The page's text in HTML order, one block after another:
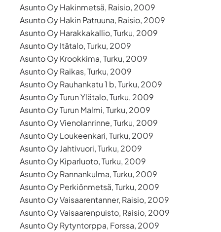
Asunto Oy Hakinmetsä, Raisio, 2009
Asunto Oy Hakin Patruuna, Raisio, 2009
Asunto Oy Harakkakallio, Turku, 2009
Asunto Oy Itätalo, Turku, 2009
Asunto Oy Krookkima, Turku, 2009
Asunto Oy Raikas, Turku, 2009
Asunto Oy Rauhankatu 1 b, Turku, 2009
Asunto Oy Turun Ylätalo, Turku, 2009
Asunto Oy Turun Malmi, Turku, 2009
Asunto Oy Vienolanrinne, Turku, 2009
Asunto Oy Loukeenkari, Turku, 2009
Asunto Oy Jahtivuori, Turku, 2009
Asunto Oy Kiparluoto, Turku, 2009
Asunto Oy Rannankulma, Turku, 2009
Asunto Oy Perkiönmetsä, Turku, 2009
Asunto Oy Vaisaarentanner, Raisio, 2009
Asunto Oy Vaisaarenpuisto, Raisio, 2009
Asunto Oy Rytyntorppa, Forssa, 2009